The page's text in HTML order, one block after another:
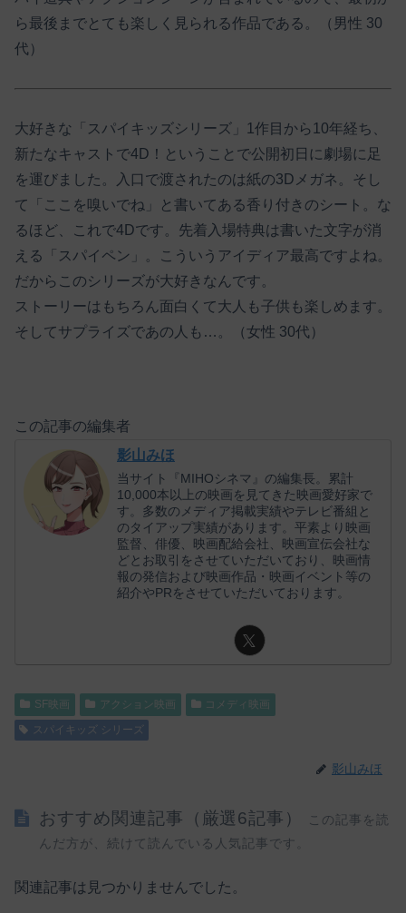
ら最後までとても楽しく見られる作品である。（男性 30
代）
大好きな「スパイキッズシリーズ」1作目から10年経ち、
新たなキャストで4D！ということで公開初日に劇場に足
を運びました。入口で渡されたのは紙の3Dメガネ。そし
て「ここを嗅いでね」と書いてある香り付きのシート。な
るほど、これで4Dです。先着入場特典は書いた文字が消
える「スパイペン」。こういうアイディア最高ですよね。
だからこのシリーズが大好きなんです。
ストーリーはもちろん面白くて大人も子供も楽しめます。
そしてサプライズであの人も…。（女性 30代）
この記事の編集者
影山みほ
当サイト『MIHOシネマ』の編集長。累計
10,000本以上の映画を見てきた映画愛好家で
す。多数のメディア掲載実績やテレビ番組と
のタイアップ実績があります。平素より映画
監督、俳優、映画配給会社、映画宣伝会社な
どとお取引をさせていただいており、映画情
報の発信および映画作品・映画イベント等の
紹介やPRをさせていただいております。
SF映画 アクション映画
コメディ映画
スパイキッズ シリーズ
影山みほ
おすすめ関連記事（厳選6記事）
この記事を読
んだ方が、続けて読んでいる人気記事です。
関連記事は見つかりませんでした。